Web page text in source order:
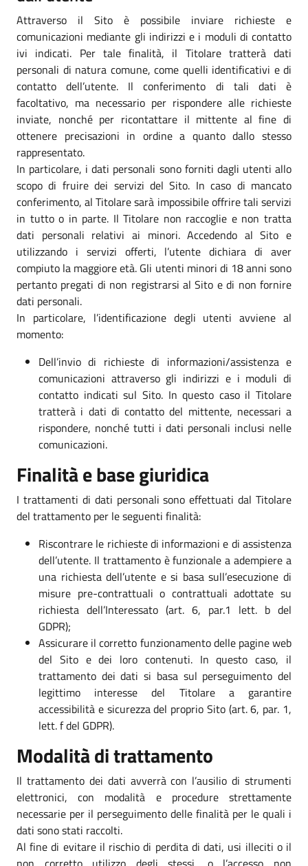
Attraverso il Sito è possibile inviare richieste e
comunicazioni mediante gli indirizzi e i moduli di contatto
ivi indicati. Per tale finalità, il Titolare tratterà dati
personali di natura comune, come quelli identificativi e di
contatto dell’utente. Il conferimento di tali dati è
facoltativo, ma necessario per rispondere alle richieste
inviate, nonché per ricontattare il mittente al fine di
ottenere precisazioni in ordine a quanto dallo stesso
rappresentato.
In particolare, i dati personali sono forniti dagli utenti allo
scopo di fruire dei servizi del Sito. In caso di mancato
conferimento, al Titolare sarà impossibile offrire tali servizi
in tutto o in parte. Il Titolare non raccoglie e non tratta
dati personali relativi ai minori. Accedendo al Sito e
utilizzando i servizi offerti, l’utente dichiara di aver
compiuto la maggiore età. Gli utenti minori di 18 anni sono
pertanto pregati di non registrarsi al Sito e di non fornire
dati personali.
In particolare, l’identificazione degli utenti avviene al
momento:
Dell’invio di richieste di informazioni/assistenza e
comunicazioni attraverso gli indirizzi e i moduli di
contatto indicati sul Sito. In questo caso il Titolare
tratterà i dati di contatto del mittente, necessari a
rispondere, nonché tutti i dati personali inclusi nelle
comunicazioni.
Finalità e base giuridica
I trattamenti di dati personali sono effettuati dal Titolare
del trattamento per le seguenti finalità:
Riscontrare le richieste di informazioni e di assistenza
dell’utente. Il trattamento è funzionale a adempiere a
una richiesta dell’utente e si basa sull’esecuzione di
misure pre-contrattuali o contrattuali adottate su
richiesta dell’Interessato (art. 6, par.1 lett. b del
GDPR);
Assicurare il corretto funzionamento delle pagine web
del Sito e dei loro contenuti. In questo caso, il
trattamento dei dati si basa sul perseguimento del
legittimo interesse del Titolare a garantire
accessibilità e sicurezza del proprio Sito (art. 6, par. 1,
lett. f del GDPR).
Modalità di trattamento
Il trattamento dei dati avverrà con l’ausilio di strumenti
elettronici, con modalità e procedure strettamente
necessarie per il perseguimento delle finalità per le quali i
dati sono stati raccolti.
Al fine di evitare il rischio di perdita di dati, usi illeciti o il